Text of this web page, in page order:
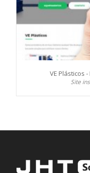
VE Plásticos
Site